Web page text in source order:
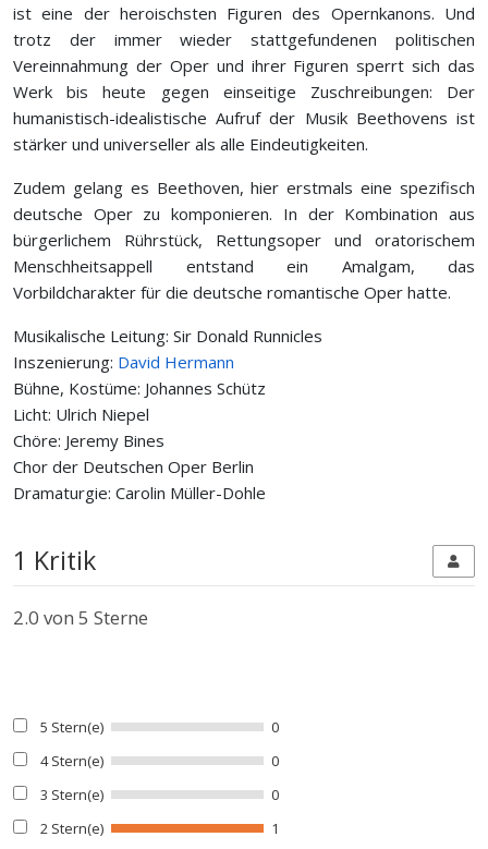
ist eine der heroischsten Figuren des Opernkanons. Und
trotz der immer wieder stattgefundenen politischen
Vereinnahmung der Oper und ihrer Figuren sperrt sich das
Werk bis heute gegen einseitige Zuschreibungen: Der
humanistisch-idealistische Aufruf der Musik Beethovens ist
stärker und universeller als alle Eindeutigkeiten.
Zudem gelang es Beethoven, hier erstmals eine spezifisch
deutsche Oper zu komponieren. In der Kombination aus
bürgerlichem Rührstück, Rettungsoper und oratorischem
Menschheitsappell entstand ein Amalgam, das
Vorbildcharakter für die deutsche romantische Oper hatte.
Musikalische Leitung: Sir Donald Runnicles
Inszenierung: David Hermann
Bühne, Kostüme: Johannes Schütz
Licht: Ulrich Niepel
Chöre: Jeremy Bines
Chor der Deutschen Oper Berlin
Dramaturgie: Carolin Müller-Dohle
1 Kritik
2.0 von 5 Sterne
5 Stern(e)
0
4 Stern(e)
0
3 Stern(e)
0
2 Stern(e)
1